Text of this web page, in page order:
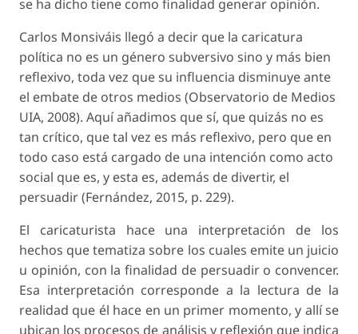
se ha dicho tiene como finalidad generar opinión.
Carlos Monsiváis llegó a decir que la caricatura
política no es un género subversivo sino y más bien
reflexivo, toda vez que su influencia disminuye ante
el embate de otros medios (Observatorio de Medios
UIA, 2008). Aquí añadimos que sí, que quizás no es
tan crítico, que tal vez es más reflexivo, pero que en
todo caso está cargado de una intención como acto
social que es, y esta es, además de divertir, el
persuadir (Fernández, 2015, p. 229).
El caricaturista hace una interpretación de los
hechos que tematiza sobre los cuales emite un juicio
u opinión, con la finalidad de persuadir o convencer.
Esa interpretación corresponde a la lectura de la
realidad que él hace en un primer momento, y allí se
ubican los procesos de análisis y reflexión que indica